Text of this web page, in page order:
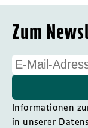
Zum
Informationen
in unserer